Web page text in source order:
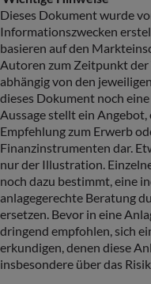
Dieses Dokument wurde
Informationszwecken
basieren auf den
Autoren zum Zeitpunkt
abhängig von den
dieses Dokument noch
Aussage stellt ein
Empfehlung zum Erwerb
Finanzinstrumenten dar.
nur der Illustration.
noch dazu bestimmt, eine
anlagegerechte Beratung
ersetzen. Bevor in eine
dringend empfohlen, sich
erkundigen, denen diese
insbesondere über das